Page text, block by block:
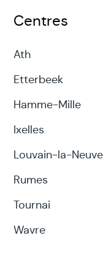
pensées en
être utilisée
qui
pensées.
Comment l'art
L'art thérapie
Centres
Ath
Etterbeek
Hamme-Mille
Ixelles
Louvain-la-Neuve
Rumes
Tournai
Wavre